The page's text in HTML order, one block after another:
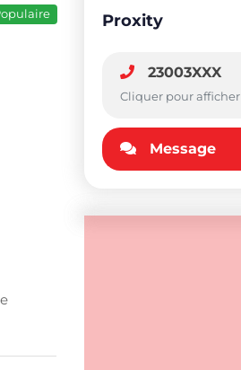
Proxity
23003XXX
Cliquer pour afficher
Message